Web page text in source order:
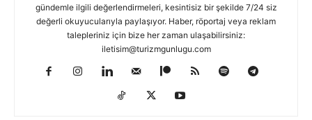
gündemle ilgili değerlendirmeleri, kesintisiz bir şekilde 7/24 siz
değerli okuyucularıyla paylaşıyor. Haber, röportaj veya reklam
talepleriniz için bize her zaman ulaşabilirsiniz:
iletisim@turizmgunlugu.com